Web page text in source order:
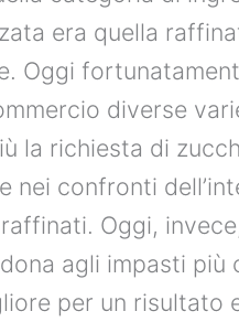
era quella
diverse
la richiesta di
nei confronti
Oggi,
agli impasti
per un risultato